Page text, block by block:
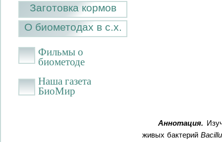
Заготовка кормов
О биометодах в с.х.
Фильмы о
биометоде
Наша газета
БиоМир
Аннотация.
живых бактерий